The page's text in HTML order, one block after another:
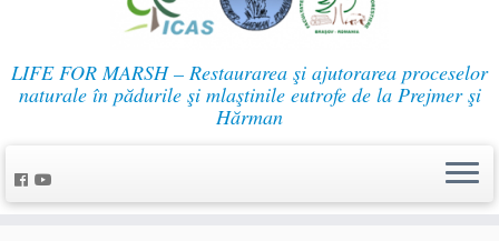
LIFE FOR MARSH – Restaurarea şi ajutorarea proceselor
naturale în pădurile şi mlaştinile eutrofe de la Prejmer şi
Hărman